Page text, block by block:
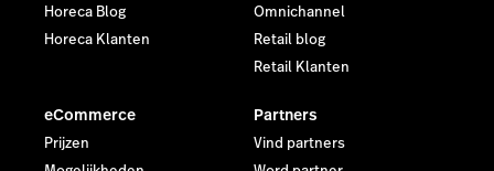
Horeca Blog
Horeca Klanten
Omnichannel
Retail blog
Retail Klanten
eCommerce
Prijzen
Partners
Vind partners